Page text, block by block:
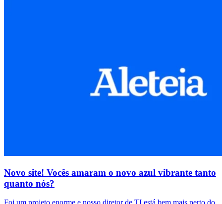
Novo site! Vocês amaram o novo azul vibrante tanto
quanto nós?